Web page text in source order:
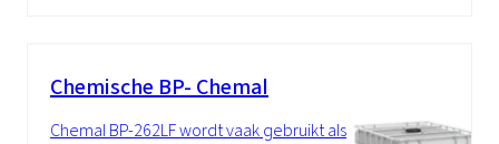
Chemische BP- Chemal
Chemal BP-262LF wordt vaak gebruikt als